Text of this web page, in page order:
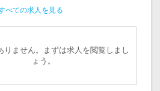
べての求人を見る
りません。まずは求人を閲覧しまし
ょう。